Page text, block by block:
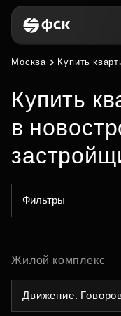
Москва Купить
Купить
в
Фильтры
Жилой комплекс
Движение.